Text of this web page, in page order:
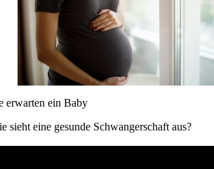
erwarten ein Baby
sieht eine gesunde Schwangerschaft aus?